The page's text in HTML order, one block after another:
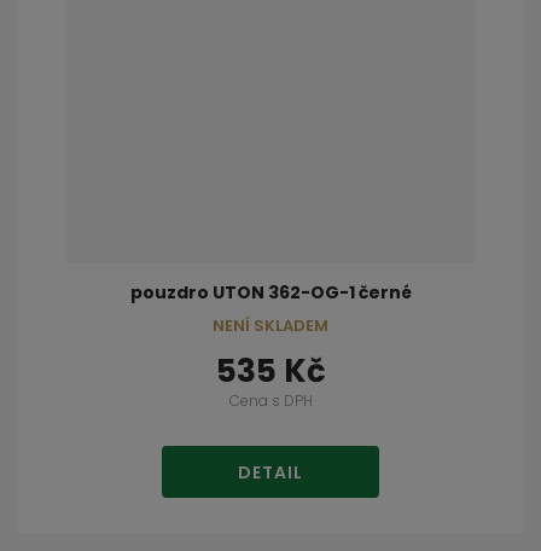
pouzdro UTON 362-OG-1 černé
535 Kč
Cena s DPH
DETAIL
NENÍ SKLADEM